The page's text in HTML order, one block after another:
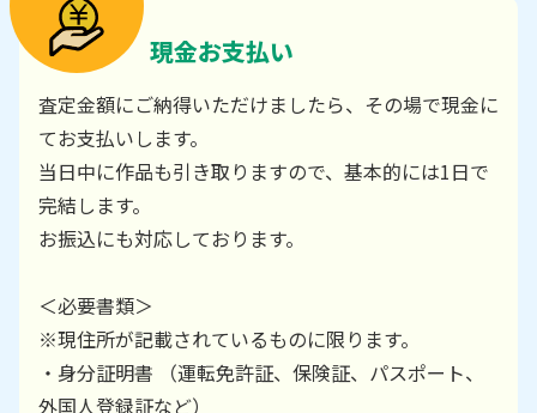
現金お支払い
査定金額にご納得いただけましたら、その場で現金に
てお支払いします。
当日中に作品も引き取りますので、基本的には1日で
完結します。
お振込にも対応しております。
＜必要書類＞
※現住所が記載されているものに限ります。
・身分証明書 （運転免許証、保険証、パスポート、
外国人登録証など）